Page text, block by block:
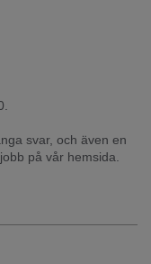
svar, och även en
på vår hemsida.